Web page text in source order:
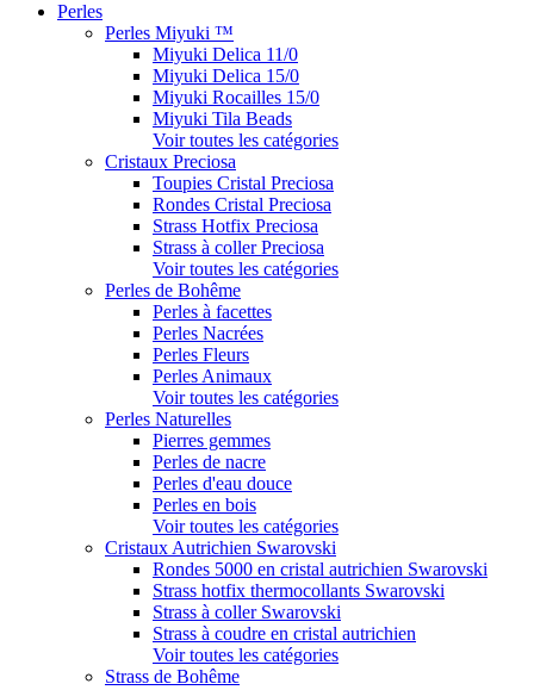
Perles
Perles Miyuki ™
Miyuki Delica 11/0
Miyuki Delica 15/0
Miyuki Rocailles 15/0
Miyuki Tila Beads
Voir toutes les catégories
Cristaux Preciosa
Toupies Cristal Preciosa
Rondes Cristal Preciosa
Strass Hotfix Preciosa
Strass à coller Preciosa
Voir toutes les catégories
Perles de Bohême
Perles à facettes
Perles Nacrées
Perles Fleurs
Perles Animaux
Voir toutes les catégories
Perles Naturelles
Pierres gemmes
Perles de nacre
Perles d'eau douce
Perles en bois
Voir toutes les catégories
Cristaux Autrichien Swarovski
Rondes 5000 en cristal autrichien Swarovski
Strass hotfix thermocollants Swarovski
Strass à coller Swarovski
Strass à coudre en cristal autrichien
Voir toutes les catégories
Strass de Bohême